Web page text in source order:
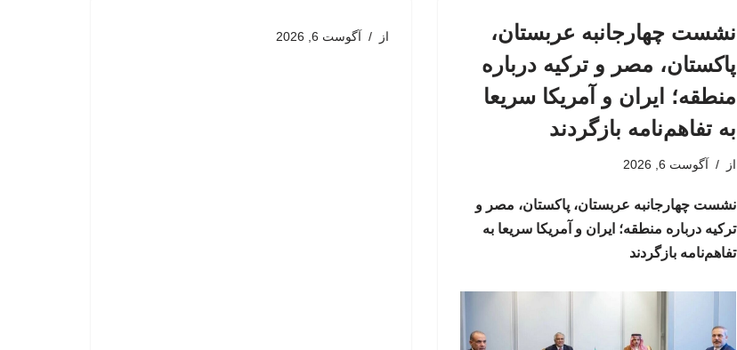
نشست چهارجانبه عربستان،
پاکستان، مصر و ترکیه درباره
منطقه؛ ایران و آمریکا سریعا
به تفاهم‌نامه بازگردند
از آگوست 6, 2026
نشست چهارجانبه عربستان، پاکستان، مصر و
ترکیه درباره منطقه؛ ایران و آمریکا سریعا به
تفاهم‌نامه بازگردند
از آگوست 6, 2026